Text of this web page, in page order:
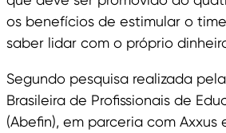
os benefícios de estimular o
saber lidar com o próprio
Segundo pesquisa realizada
Brasileira de Profissionais de
(Abefin), em parceria com